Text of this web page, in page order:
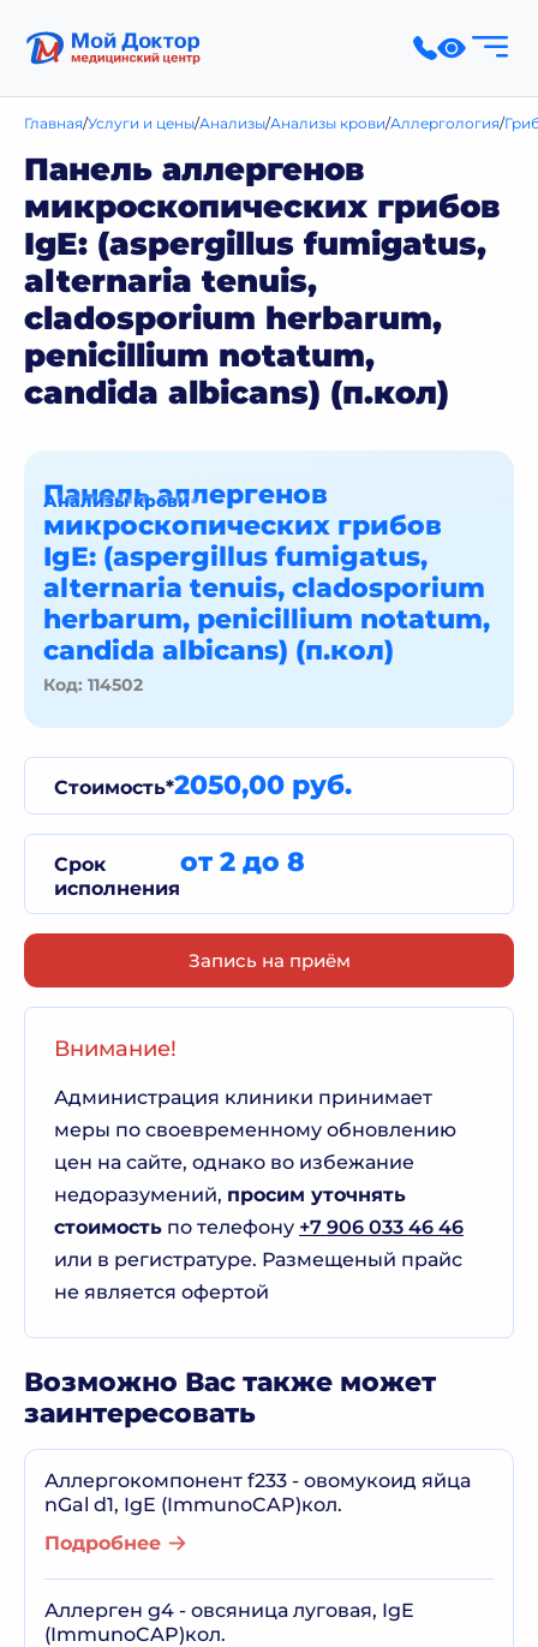
Главная Услуги и цены Анализы Анализы крови Аллергология
Панель аллергенов
микроскопических грибов
IgE: (aspergillus fumigatus,
alternaria tenuis,
cladosporium herbarum,
penicillium notatum,
candida albicans) (п.кол)
Панель аллергенов
микроскопических грибов
IgE: (aspergillus fumigatus,
alternaria tenuis, cladosporium
herbarum, penicillium notatum,
candida albicans) (п.кол)
Код: 114502
Анализы крови
Стоимость*2050,00 руб.
Срок
исполнения
от 2 до 8
Запись на приём
Внимание!
Администрация клиники принимает
меры по своевременному обновлению
цен на сайте, однако во избежание
недоразумений, просим уточнять
стоимость по телефону +7 906 033 46 46
или в регистратуре. Размещеный прайс
не является офертой
Возможно Вас также может
заинтересовать
Аллергокомпонент f233 - овомукоид яйца
nGal d1, IgE (ImmunoCAP)кол.
Подробнее
Аллерген g4 - овсяница луговая, IgE
(ImmunoCAP)кол.